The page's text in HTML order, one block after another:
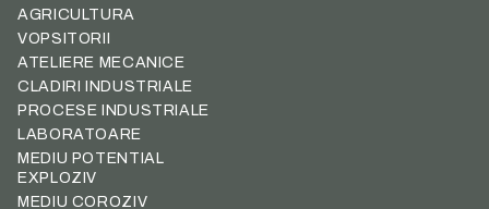
AGRICULTURA
VOPSITORII
ATELIERE MECANICE
CLADIRI INDUSTRIALE
PROCESE INDUSTRIALE
LABORATOARE
MEDIU POTENTIAL
EXPLOZIV
MEDIU COROZIV